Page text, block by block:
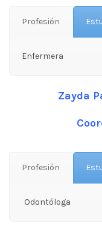
Profesión
Enfermera
Zayda
Profesión
Odontóloga